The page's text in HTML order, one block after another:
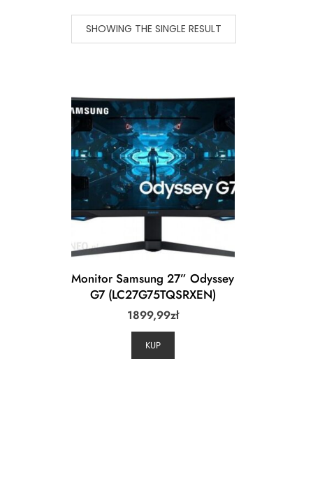
SHOWING THE SINGLE RESULT
Monitor Samsung 27” Odyssey
G7 (LC27G75TQSRXEN)
1899,99zł
KUP